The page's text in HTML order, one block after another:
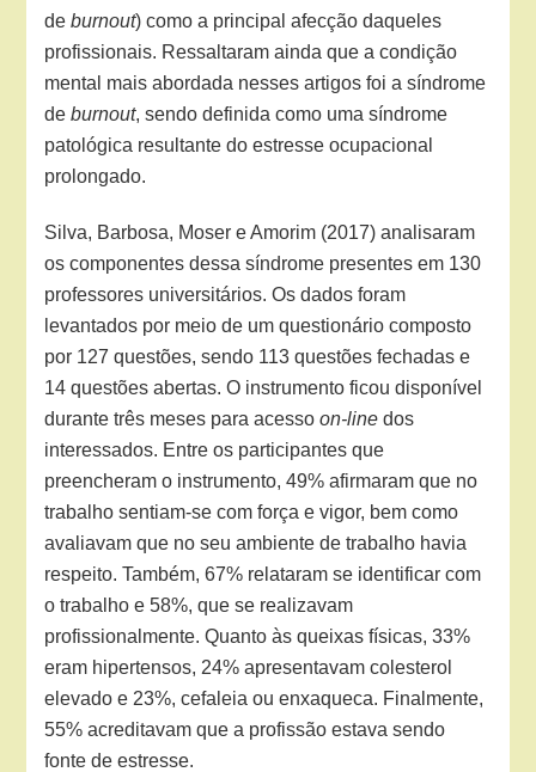
deburnout) como a principal afecção daqueles
profissionais. Ressaltaram ainda que a condição
mental mais abordada nesses artigos foi a síndrome
deburnout, sendo definida como uma síndrome
patológica resultante do estresse ocupacional
prolongado.
Silva, Barbosa, Moser e Amorim (2017) analisaram
os componentes dessa síndrome presentes em 130
professores universitários. Os dados foram
levantados por meio de um questionário composto
por 127 questões, sendo 113 questões fechadas e
14 questões abertas. O instrumento ficou disponível
durante três meses para acessoon-line dos
interessados. Entre os participantes que
preencheram o instrumento, 49% afirmaram que no
trabalho sentiam-se com força e vigor, bem como
avaliavam que no seu ambiente de trabalho havia
respeito. Também, 67% relataram se identificar com
o trabalho e 58%, que se realizavam
profissionalmente. Quanto às queixas físicas, 33%
eram hipertensos, 24% apresentavam colesterol
elevado e 23%, cefaleia ou enxaqueca. Finalmente,
55% acreditavam que a profissão estava sendo
fonte de estresse.